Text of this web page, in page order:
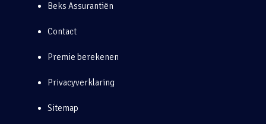
Beks Assurantiën
Contact
Premie berekenen
Privacyverklaring
Sitemap